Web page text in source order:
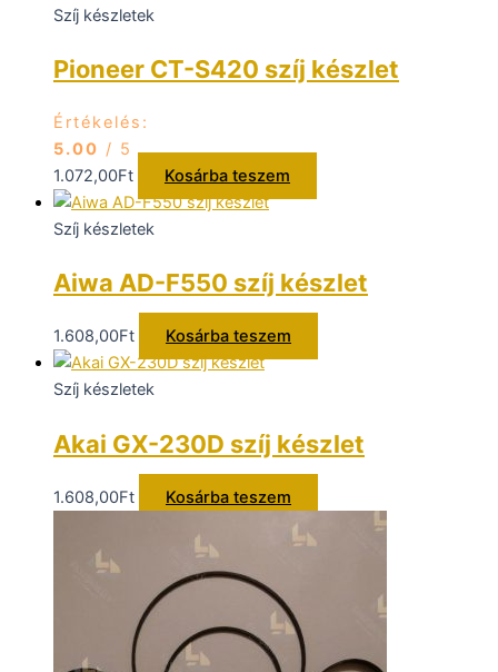
Szíj készletek
Pioneer CT-S420 szíj készlet
Értékelés:
5.00 / 5
1.072,00Ft Kosárba teszem
Szíj készletek
Aiwa AD-F550 szíj készlet
1.608,00Ft Kosárba teszem
Szíj készletek
Akai GX-230D szíj készlet
1.608,00Ft Kosárba teszem